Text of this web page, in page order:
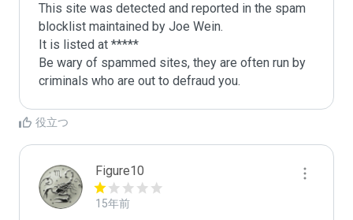
This site was detected and reported in the spam
blocklist maintained by Joe Wein.
It is listed at *****
Be wary of spammed sites, they are often run by
criminals who are out to defraud you.
役立つ
Figure10
15年前